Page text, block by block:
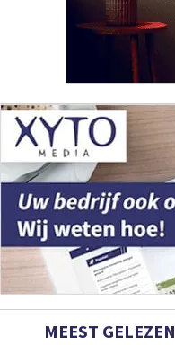
MEEST GELEZEN